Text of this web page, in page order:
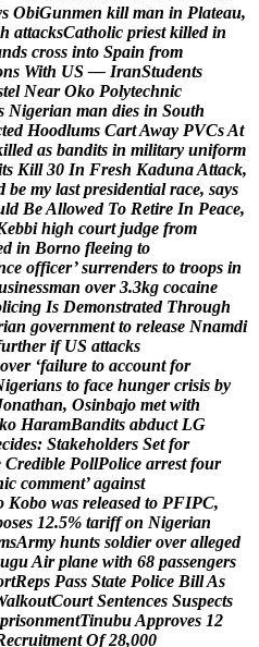
s ObiGunmen kill man in Plateau,
h attacksCatholic priest killed in
nds cross into Spain from
ns With US — IranStudents
tel Near Oko Polytechnic
Nigerian man dies in South
ted Hoodlums CartAway PVCsAt
illed as bandits in military uniform
ts Kill 30 In Fresh KadunaAttack,
be my last presidential race, says
ld BeAllowed To Retire In Peace,
ebbi high court judge from
d in Borno fleeing to
ce officer’ surrenders to troops in
sinessman over 3.3kg cocaine
licing Is Demonstrated Through
ian government to release Nnamdi
urther if US attacks
over ‘failure to account for
igerians to face hunger crisis by
onathan, Osinbajo met with
ko HaramBandits abduct LG
cides: Stakeholders Set for
Credible PollPolice arrest four
ic comment’ against
Kobo was released to PFIPC,
oses 12.5% tariff on Nigerian
sArmy hunts soldier over alleged
uguAir plane with 68 passengers
rtReps Pass State Police BillAs
alkoutCourt Sentences Suspects
prisonmentTinubuApproves 12
ecruitment Of 28,000